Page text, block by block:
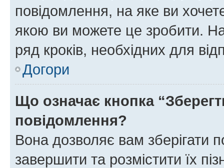
повідомлення, на яке ви
якою ви можете це зробити.
ряд кроків, необхідних для
Догори
Що означає кнопка
повідомлення?
Вона дозволяє вам зберігати
завершити та розмістити їх